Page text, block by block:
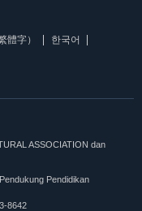
體字）
한국어
ASSOCIATION dan
Pendidikan
8642